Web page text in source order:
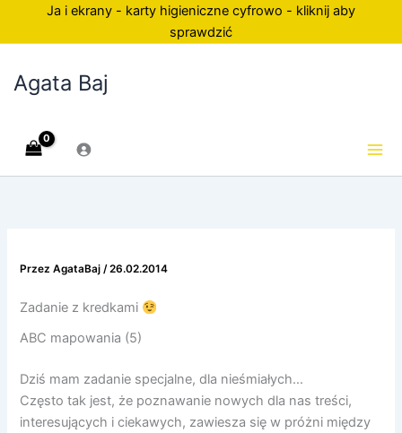
Ja i ekrany - karty higieniczne cyfrowo - kliknij aby
sprawdzić
Agata Baj
PrzezAgataBaj/26.02.2014
Zadanie z kredkami
ABC mapowania (5)
Dziś mam zadanie specjalne, dla nieśmiałych…
Często tak jest, że poznawanie nowych dla nas treści,
interesujących i ciekawych, zawiesza się w próżni między